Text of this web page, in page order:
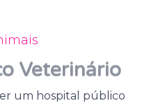
Veterinário
um hospital público